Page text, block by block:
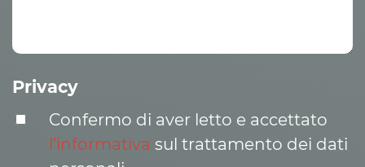
Privacy
Confermo di aver letto e accettato
l’informativa sul trattamento dei dati